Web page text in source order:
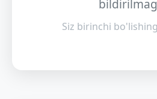
Siz birinchi